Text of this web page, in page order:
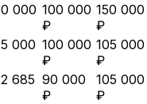
000 100 000
₽
150 000
₽
000 100 000
₽
105 000
₽
685 90 000
₽
105 000
₽